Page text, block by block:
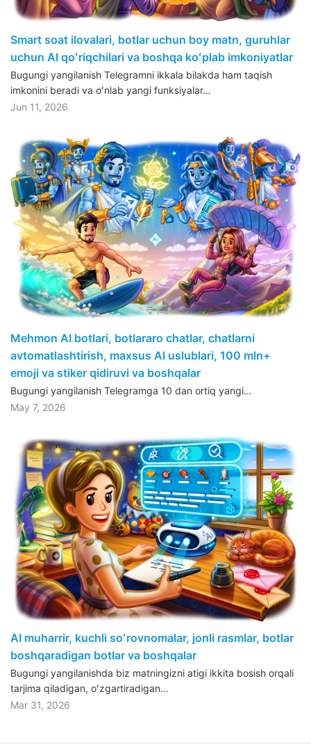
Smart soat ilovalari, botlar uchun boy matn, guruhlar
uchun AI qoʻriqchilari va boshqa koʻplab imkoniyatlar
Bugungi yangilanish Telegramni ikkala bilakda ham taqish
imkonini beradi va oʻnlab yangi funksiyalar…
Jun 11, 2026
Mehmon AI botlari, botlararo chatlar, chatlarni
avtomatlashtirish, maxsus AI uslublari, 100 mln+
emoji va stiker qidiruvi va boshqalar
Bugungi yangilanish Telegramga 10 dan ortiq yangi…
May 7, 2026
AI muharrir, kuchli soʻrovnomalar, jonli rasmlar, botlar
boshqaradigan botlar va boshqalar
Bugungi yangilanishda biz matningizni atigi ikkita bosish orqali
tarjima qiladigan, oʻzgartiradigan…
Mar 31, 2026